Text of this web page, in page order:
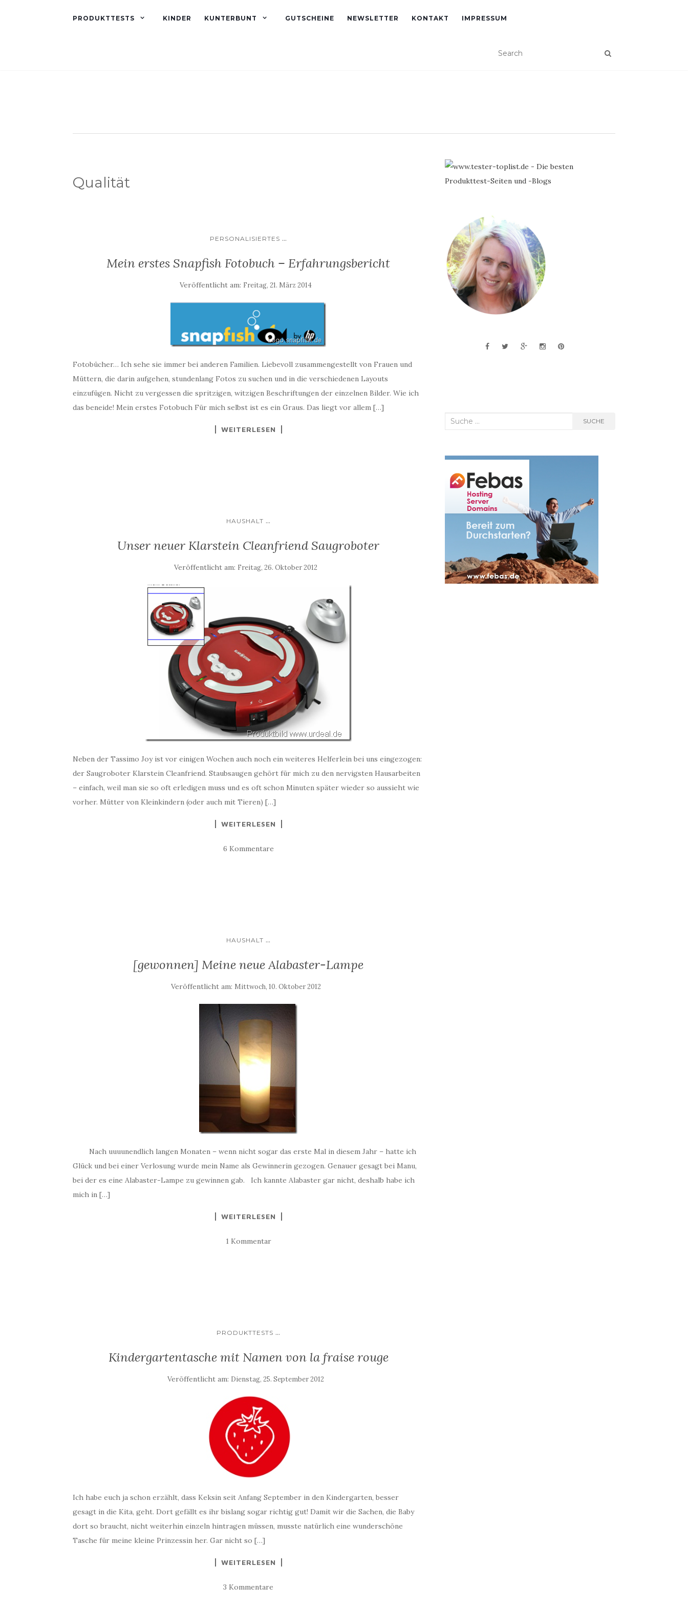
PRODUKTTESTS KINDER KUNTERBUNT GUTSCHEINE NEWSLETTER KONTAKT IMPRESSUM
Qualität
PERSONALISIERTES ...
Mein erstes Snapfish Fotobuch – Erfahrungsbericht
Veröffentlicht am: Freitag, 21. März 2014
Fotobücher… Ich sehe sie immer bei anderen Familien. Liebevoll zusammengestellt von Frauen und
Müttern, die darin aufgehen, stundenlang Fotos zu suchen und in die verschiedenen Layouts
einzufügen. Nicht zu vergessen die spritzigen, witzigen Beschriftungen der einzelnen Bilder. Wie ich
das beneide! Mein erstes Fotobuch Für mich selbst ist es ein Graus. Das liegt vor allem […]
WEITERLESEN
HAUSHALT ...
Unser neuer Klarstein Cleanfriend Saugroboter
Veröffentlicht am: Freitag, 26. Oktober 2012
Neben der Tassimo Joy ist vor einigen Wochen auch noch ein weiteres Helferlein bei uns eingezogen:
der Saugroboter Klarstein Cleanfriend. Staubsaugen gehört für mich zu den nervigsten Hausarbeiten
– einfach, weil man sie so oft erledigen muss und es oft schon Minuten später wieder so aussieht wie
vorher. Mütter von Kleinkindern (oder auch mit Tieren) […]
WEITERLESEN
6 Kommentare
HAUSHALT ...
[gewonnen] Meine neue Alabaster-Lampe
Veröffentlicht am: Mittwoch, 10. Oktober 2012
Nach uuuunendlich langen Monaten – wenn nicht sogar das erste Mal in diesem Jahr – hatte ich
Glück und bei einer Verlosung wurde mein Name als Gewinnerin gezogen. Genauer gesagt bei Manu,
bei der es eine Alabaster-Lampe zu gewinnen gab. Ich kannte Alabaster gar nicht, deshalb habe ich
mich in […]
WEITERLESEN
1 Kommentar
PRODUKTTESTS ...
Kindergartentasche mit Namen von la fraise rouge
Veröffentlicht am: Dienstag, 25. September 2012
Ich habe euch ja schon erzählt, dass Keksin seit Anfang September in den Kindergarten, besser
gesagt in die Kita, geht. Dort gefällt es ihr bislang sogar richtig gut! Damit wir die Sachen, die Baby
dort so braucht, nicht weiterhin einzeln hintragen müssen, musste natürlich eine wunderschöne
Tasche für meine kleine Prinzessin her. Gar nicht so […]
WEITERLESEN
3 Kommentare
Suche
SUCHE